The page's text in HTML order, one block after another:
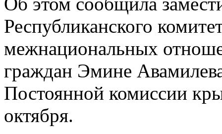
Республиканского
межнациональных
граждан Эмине
Постоянной комиссии
октября.